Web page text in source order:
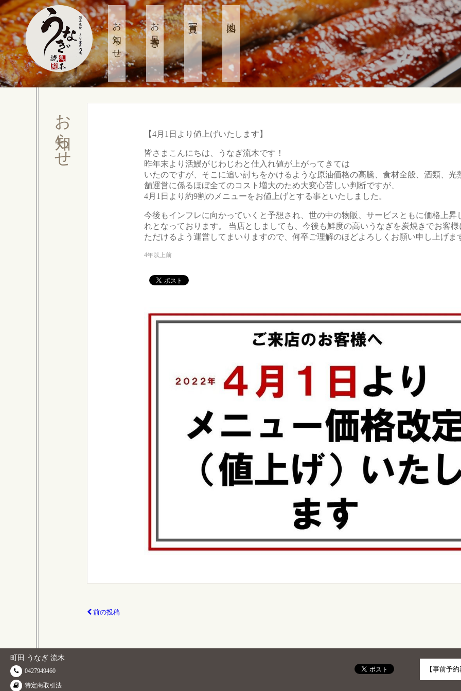
お知らせ お品書き 写真 地図
お知らせ 【4月1日より値上げいたします】
皆さまこんにちは、うなぎ流木です！
昨年末より活鰻がじわじわと仕入れ値が上がってきては
いたのですが、そこに追い討ちをかけるような原油価格の高騰、食材全般、酒類、光
舗運営に係るほぼ全てのコスト増大のため大変心苦しい判断ですが、
4月1日より約9割のメニューをお値上げとする事といたしました。
今後もインフレに向かっていくと予想され、世の中の物販、サービスともに価格上昇
れとなっております。 当店としましても、今後も鮮度の高いうなぎを炭焼きでお客
ただけるよう運営してまいりますので、何卒ご理解のほどよろしくお願い申し上げま
4年以上前
前の投稿
町田 うなぎ 流木
0427949460
特定商取引法
【事前予